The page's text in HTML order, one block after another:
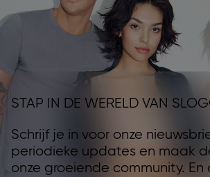
STAP IN DE WERELD VAN
Schrijf je in voor onze
periodieke updates en maak
onze groeiende community.